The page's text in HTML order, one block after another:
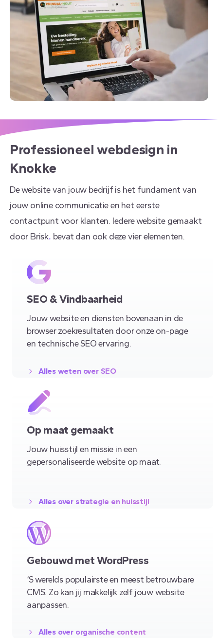
Professioneel webdesign in
Knokke
De website van jouw bedrijf is het fundament van
jouw online communicatie en het eerste
contactpunt voor klanten. Iedere website gemaakt
door Brisk. bevat dan ook deze vier elementen.
SEO & Vindbaarheid
Jouw website en diensten bovenaan in de
browser zoekresultaten door onze on-page
en technische SEO ervaring.
Alles weten over SEO
Op maat gemaakt
Jouw huisstijl en missie in een
gepersonaliseerde website op maat.
Alles over strategie en huisstijl
Gebouwd met WordPress
’S werelds populairste en meest betrouwbare
CMS. Zo kan jij makkelijk zelf jouw website
aanpassen.
Alles over organische content